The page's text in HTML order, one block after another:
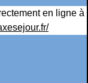
en ligne à